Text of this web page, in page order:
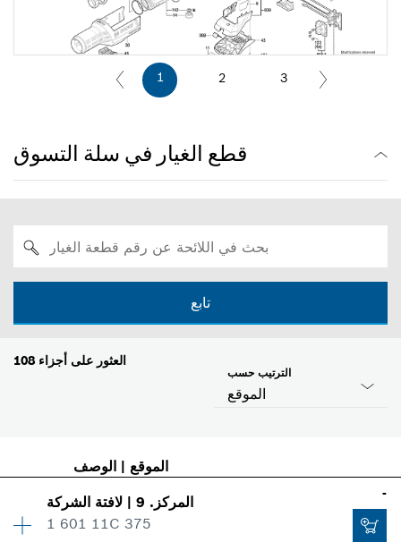
1 2 3
قطع الغيار في سلة التسوق
تابع
108 العثور على أجزاء
الموقع
الترتيب حسب
الموقع |الوصف
المركز .
9
| لافتة الشركة
1 601 11C 375
-